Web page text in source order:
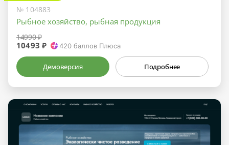
№ 104883
Рыбное хозяйство, рыбная продукция
14990 ₽
10493 ₽ 420 баллов Плюса
Демоверсия Подробнее